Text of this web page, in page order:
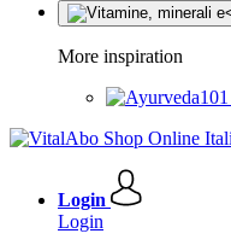
More inspiration
Login
Login